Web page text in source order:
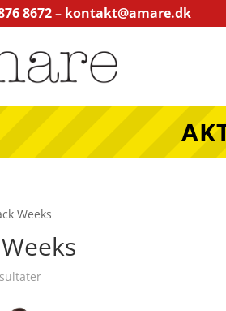
8672 – kontakt@amare.dk
Weeks